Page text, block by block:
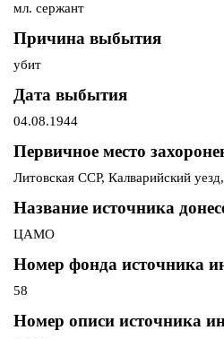
мл. сержант
Причина выбытия
убит
Дата выбытия
04.08.1944
Первичное место
Литовская ССР, Калварийский
Название источника
ЦАМО
Номер фонда источника
58
Номер описи источника